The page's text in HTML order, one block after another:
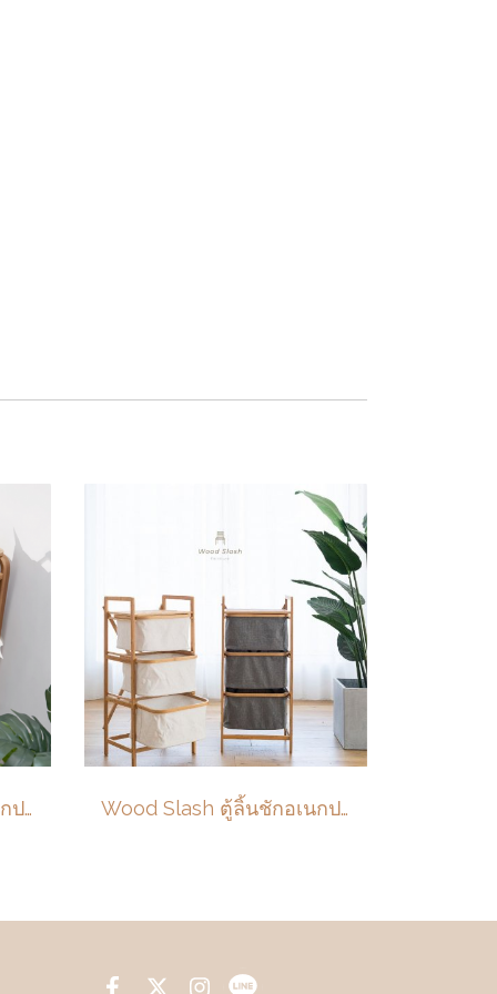
Wood Slash ตู้ลิ้นชักอเนกประสงค์ 3 ชั้นรุ่น Peony (ぼ​たん) ขนาด 34x44x93 cm Wood Slash ตู้ลิ้นชักอเนกประสงค์ 3 ชั้นรุ่น Peony (ぼ​たん) ขนาด 34x44x93 cm